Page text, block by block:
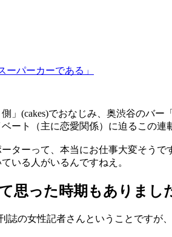
ーパーカーである」
側」(cakes)でおなじみ、奥渋谷のバ
ート（主に恋愛関係）に迫るこの連
ターって、本当にお仕事大変そう
いる人がいるんですねえ。
思った時期もありまし
誌の女性記者さんということですが